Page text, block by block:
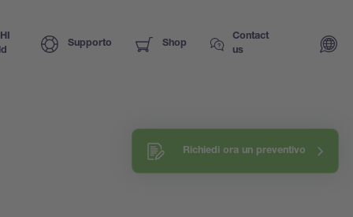
Supporto Shop
Contact
us
Richiedi ora un preventivo